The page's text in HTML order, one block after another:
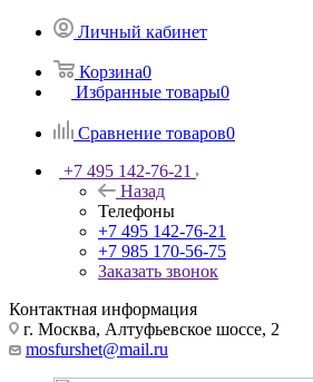
Личный кабинет
Корзина0
Избранные товары0
Сравнение товаров0
+7 495 142-76-21
Назад
Телефоны
+7 495 142-76-21
+7 985 170-56-75
Заказать звонок
Контактная информация
г. Москва, Алтуфьевское шоссе, 2
mosfurshet@mail.ru